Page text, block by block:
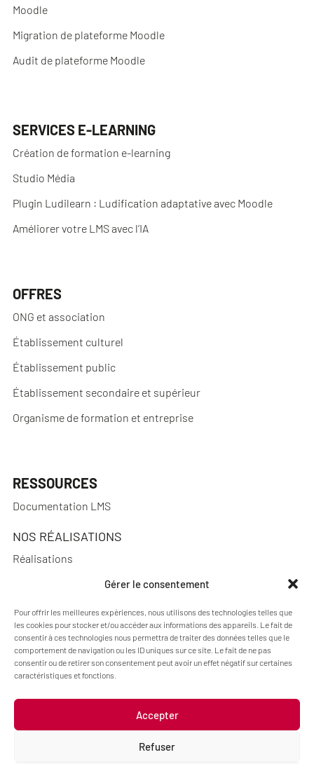
Gérer le consentement
Pour offrir les meilleures expériences, nous utilisons des technologies telles que
les cookies pour stocker et/ou accéder aux informations des appareils. Le fait de
consentir à ces technologies nous permettra de traiter des données telles que le
comportement de navigation ou les ID uniques sur ce site. Le fait de ne pas
consentir ou de retirer son consentement peut avoir un effet négatif sur certaines
caractéristiques et fonctions.
Accepter
Refuser
Moodle
Migration de plateforme Moodle
Audit de plateforme Moodle
SERVICES E-LEARNING
Création de formation e-learning
Studio Média
Plugin Ludilearn : Ludification adaptative avec Moodle
Améliorer votre LMS avec l’IA
OFFRES
ONG et association
Établissement culturel
Établissement public
Établissement secondaire et supérieur
Organisme de formation et entreprise
RESSOURCES
Documentation LMS
NOS RÉALISATIONS
Réalisations
A PROPOS
Actualités
Qui sommes-nous ?
Code : Jérôme ChanteclairDesign : Camille Frégier